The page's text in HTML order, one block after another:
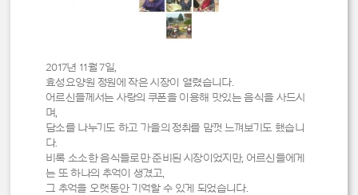
2017년 11월 7일,
효성요양원 정원에 작은 시장이 열렸습니다.
어르신들께서는 사랑의 쿠폰을 이용해 맛있는 음식을 사드시
며,
담소를 나누기도 하고 가을의 정취를 맘껏 느껴보기도 했습니
다.
비록 소소한 음식들로만 준비된 시장이었지만, 어르신들에게
는 또 하나의 추억이 생겼고,
그 추억을 오랫동안 기억할 수 있게 되었습니다.